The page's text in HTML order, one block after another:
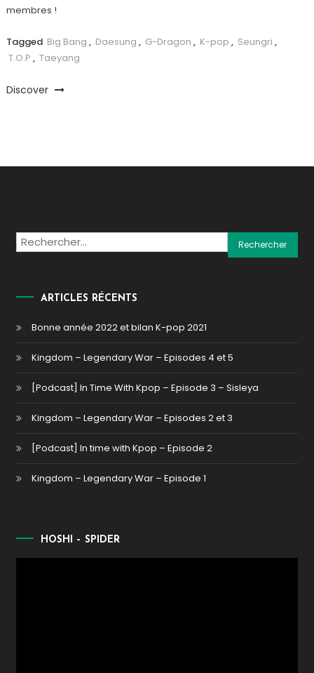
membres !
Tagged Big Bang , Daesung , G-Dragon , K-pop , Seungri ,
T.O.P , Taeyang
Discover
Rechercher :
ARTICLES RÉCENTS
Bonne année 2022 et bilan K-pop 2021
Kingdom – Legendary War – Episodes 4 et 5
[Podcast] In Time With Kpop – Episode 3 – Sisleya
Kingdom – Legendary War – Episodes 2 et 3
[Podcast] In time with Kpop – Episode 2
Kingdom – Legendary War – Episode 1
HOSHI – SPIDER